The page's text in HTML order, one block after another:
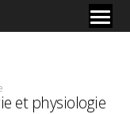
et physiologie